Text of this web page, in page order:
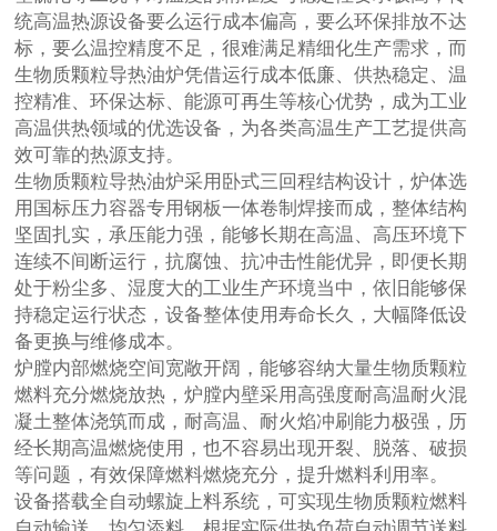
统高温热源设备要么运行成本偏高，要么环保排放不达
标，要么温控精度不足，很难满足精细化生产需求，而
生物质颗粒导热油炉凭借运行成本低廉、供热稳定、温
控精准、环保达标、能源可再生等核心优势，成为工业
高温供热领域的优选设备，为各类高温生产工艺提供高
效可靠的热源支持。
生物质颗粒导热油炉采用卧式三回程结构设计，炉体选
用国标压力容器专用钢板一体卷制焊接而成，整体结构
坚固扎实，承压能力强，能够长期在高温、高压环境下
连续不间断运行，抗腐蚀、抗冲击性能优异，即便长期
处于粉尘多、湿度大的工业生产环境当中，依旧能够保
持稳定运行状态，设备整体使用寿命长久，大幅降低设
备更换与维修成本。
炉膛内部燃烧空间宽敞开阔，能够容纳大量生物质颗粒
燃料充分燃烧放热，炉膛内壁采用高强度耐高温耐火混
凝土整体浇筑而成，耐高温、耐火焰冲刷能力极强，历
经长期高温燃烧使用，也不容易出现开裂、脱落、破损
等问题，有效保障燃料燃烧充分，提升燃料利用率。
设备搭载全自动螺旋上料系统，可实现生物质颗粒燃料